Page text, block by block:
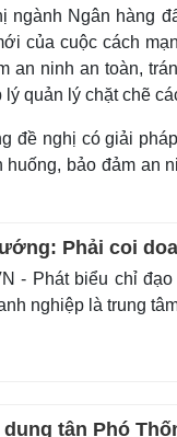
Ngân hàng
của cuộc cách
an ninh an toàn,
quản lý chặt chẽ
đề nghị có giải
bảo đảm an
Phải coi
- Phát biểu chỉ
nghiệp là trung
dung tân Phó